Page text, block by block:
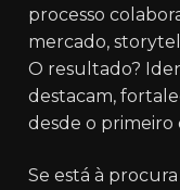
processo
mercado,
O resultado?
destacam,
desde o primeiro
Se está à